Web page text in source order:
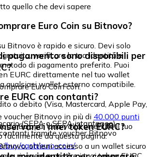
quello che devi sapere
Euro Coin su Bitnovo?
Bitnovo è rapido e sicuro. Devi solo
gratuito, verificare la tua identità e
di pagamento preferito. Puoi
EURC direttamente nel tuo wallet
qualsiasi wallet esterno compatibile.
pagamento sono disponibili per
Euro Coin con:
o debito (Visa, Mastercard, Apple Pay,
(SEPA o SEPA istantaneo)
tramite voucher Bitnovo
EURC con contanti?
voucher Bitnovo in più di 40.000 punti
Europa. Una volta ottenuto il tuo
facilmente da questa pagina:
buy/cash/euro-coin/
i miei token EURC?
ottieni accesso a un wallet sicuro